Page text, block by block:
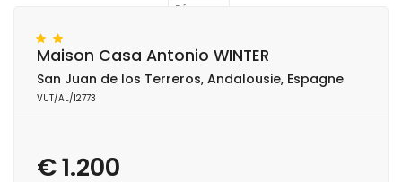
Réserver
Maison Casa Antonio WINTER
San Juan de los Terreros, Andalousie, Espagne
VUT/AL/12773
€ 1.200